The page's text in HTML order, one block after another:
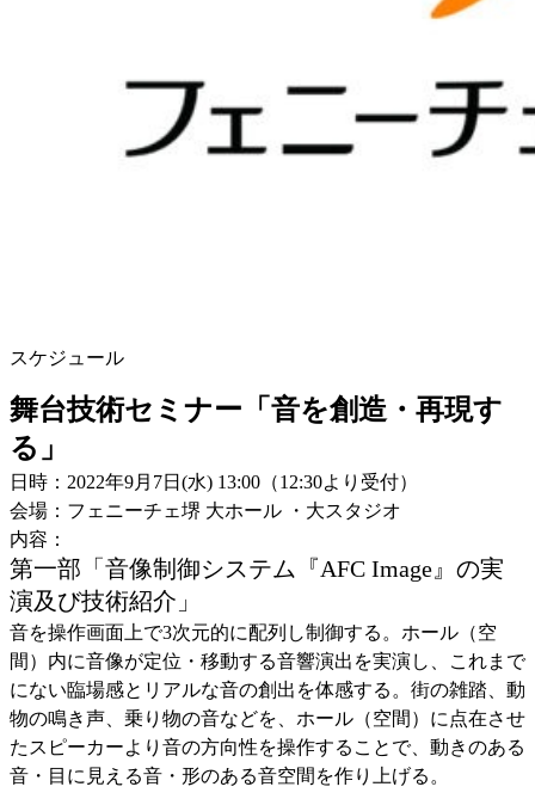
スケジュール
舞台技術セミナー「音を創造・再現す
る」
日時：2022年9月7日(水) 13:00（12:30より受付）
会場：フェニーチェ堺 大ホール ・大スタジオ
内容：
第一部「音像制御システム『AFC Image』の実
演及び技術紹介」
音を操作画面上で3次元的に配列し制御する。ホール（空
間）内に音像が定位・移動する音響演出を実演し、これまで
にない臨場感とリアルな音の創出を体感する。街の雑踏、動
物の鳴き声、乗り物の音などを、ホール（空間）に点在させ
たスピーカーより音の方向性を操作することで、動きのある
音・目に見える音・形のある音空間を作り上げる。